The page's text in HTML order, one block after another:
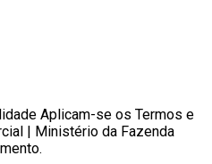
Aplicam-se os Termos e
| Ministério da Fazenda